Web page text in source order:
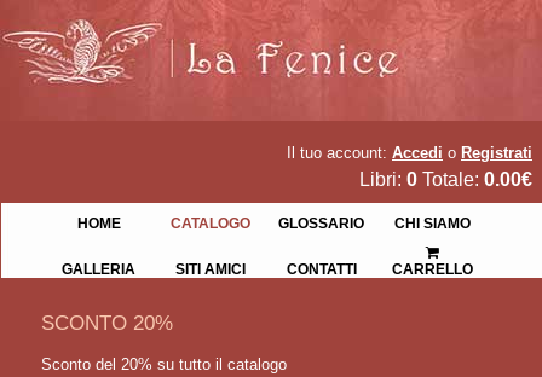
Il tuo account: Accedi o Registrati
Libri: 0 Totale: 0.00€
HOME CATALOGO GLOSSARIO CHI SIAMO
GALLERIA SITI AMICI CONTATTI CARRELLO
SCONTO 20%
Sconto del 20% su tutto il catalogo